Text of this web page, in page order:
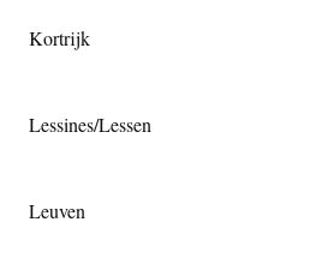
Kortrijk
Lessines/Lessen
Leuven